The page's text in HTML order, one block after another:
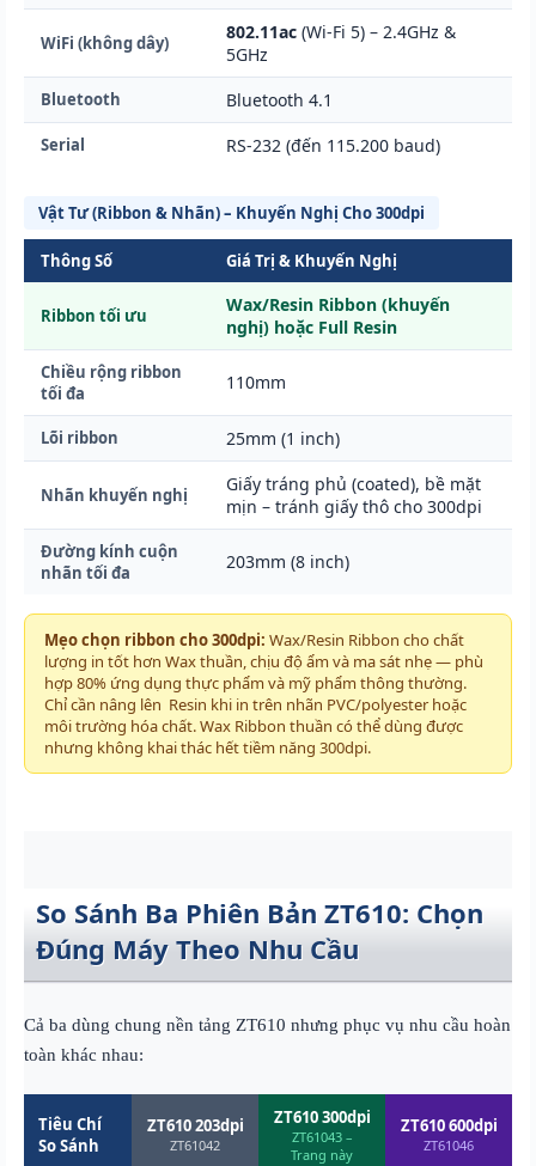
WiFi (không dây) 802.11ac (Wi-Fi 5) – 2.4GHz &
5GHz
Bluetooth Bluetooth 4.1
Serial RS-232 (đến 115.200 baud)
Vật Tư (Ribbon & Nhãn) – Khuyến Nghị Cho 300dpi
Thông Số Giá Trị & Khuyến Nghị
Ribbon tối ưu
Wax/Resin Ribbon (khuyến
nghị) hoặc Full Resin
Chiều rộng ribbon
tối đa
110mm
Lõi ribbon 25mm (1 inch)
Nhãn khuyến nghị
Giấy tráng phủ (coated), bề mặt
mịn – tránh giấy thô cho 300dpi
Đường kính cuộn
nhãn tối đa
203mm (8 inch)
Mẹo chọn ribbon cho 300dpi: Wax/Resin Ribbon cho chất
lượng in tốt hơn Wax thuần, chịu độ ẩm và ma sát nhẹ — phù
hợp 80% ứng dụng thực phẩm và mỹ phẩm thông thường.
Chỉ cần nâng lên Resin khi in trên nhãn PVC/polyester hoặc
môi trường hóa chất. Wax Ribbon thuần có thể dùng được
nhưng không khai thác hết tiềm năng 300dpi.
So Sánh Ba Phiên Bản ZT610: Chọn
Đúng Máy Theo Nhu Cầu
Cả ba dùng chung nền tảng ZT610 nhưng phục vụ nhu cầu hoàn
toàn khác nhau:
Tiêu Chí
So Sánh
ZT610 203dpi
ZT61042
ZT610 300dpi
ZT61043 –
Trang này
ZT610 600dpi
ZT61046